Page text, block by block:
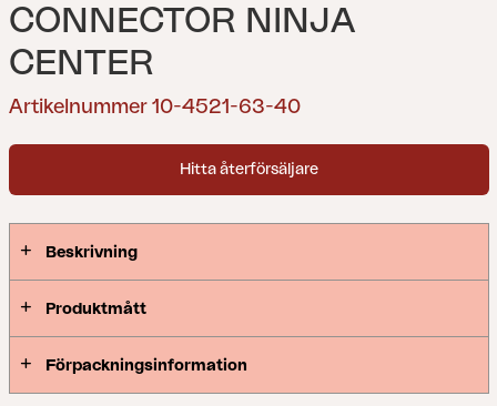
CONNECTOR NINJA
CENTER
Artikelnummer 10-4521-63-40
Hitta återförsäljare
Beskrivning
Produktmått
Förpackningsinformation